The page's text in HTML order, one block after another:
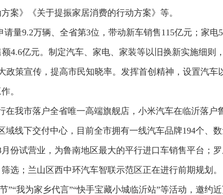
案》《关于提振家居消费的行动方案》等。
量9.2万辆、全省第3位，带动新车销售115亿元；家电
4.6亿元。制定汽车、家电、家装等以旧换新实施细则
政策宣传，提高市民知晓率。发挥首创精神，设置汽车
。
我市落户全省唯一高端旗舰店，小米汽车在临沂落户
线下交付中心，目前全市拥有一线汽车品牌194个、
份试营业，为鲁南地区最大的平行进口车销售平台；
选；兰山区西中环汽车智联示范区正在进行前期规划。
”“我为家乡代言”“快手宝藏小城临沂站”等活动，邀约